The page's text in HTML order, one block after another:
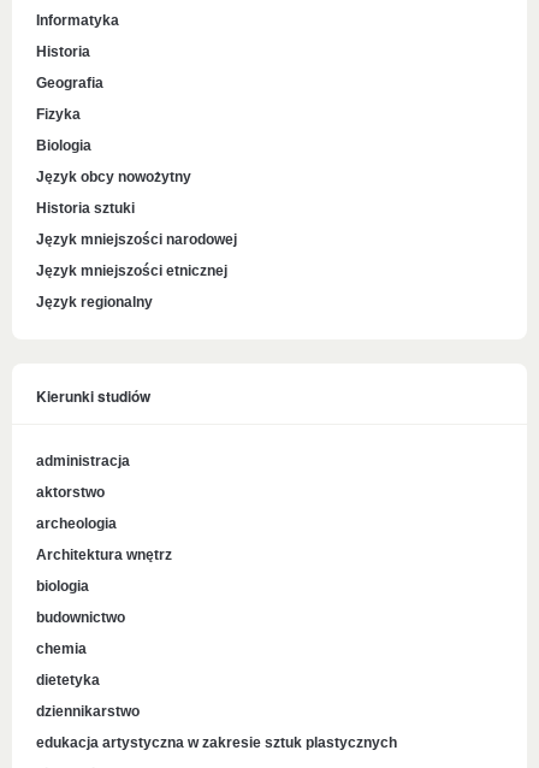
Informatyka
Historia
Geografia
Fizyka
Biologia
Język obcy nowożytny
Historia sztuki
Język mniejszości narodowej
Język mniejszości etnicznej
Język regionalny
Kierunki studiów
administracja
aktorstwo
archeologia
Architektura wnętrz
biologia
budownictwo
chemia
dietetyka
dziennikarstwo
edukacja artystyczna w zakresie sztuk plastycznych